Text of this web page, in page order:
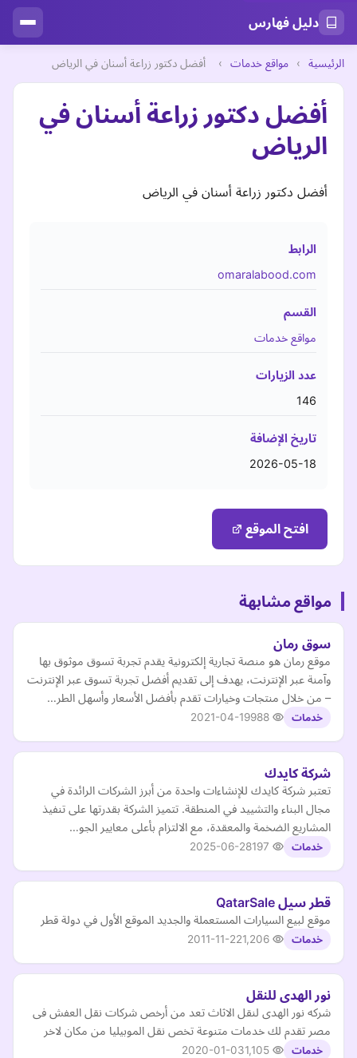
دليل فهارس
الرئيسية › مواقع خدمات › أفضل دكتور زراعة أسنان في الرياض
أفضل دكتور زراعة أسنان في
الرياض
أفضل دكتور زراعة أسنان في الرياض
الرابط
omaralabood.com
القسم
مواقع خدمات
عدد الزيارات
146
تاريخ الإضافة
2026-05-18
افتح الموقع
مواقع مشابهة
سوق رمان
موقع رمان هو منصة تجارية إلكترونية يقدم تجربة تسوق موثوق بها
وآمنة عبر الإنترنت، يهدف إلى تقديم أفضل تجربة تسوق عبر الإنترنت
– من خلال منتجات وخيارات تقدم بأفضل الأسعار وأسهل الطر…
خدمات 2021-04-19
شركة كايدك
تعتبر شركة كايدك للإنشاءات واحدة من أبرز الشركات الرائدة في
مجال البناء والتشييد في المنطقة. تتميز الشركة بقدرتها على تنفيذ
المشاريع الضخمة والمعقدة، مع الالتزام بأعلى معايير الجو…
خدمات 2025-06-28
قطر سيل QatarSale
موقع لبيع السيارات المستعملة والجديد الموقع الأول في دولة قطر
خدمات 2011-11-22
نور الهدى للنقل
شركه نور الهدى لنقل الاثاث تعد من أرخص شركات نقل العفش فى
مصر تقدم لك خدمات متنوعة تخص نقل الموبيليا من مكان لاخر
خدمات 2020-01-03